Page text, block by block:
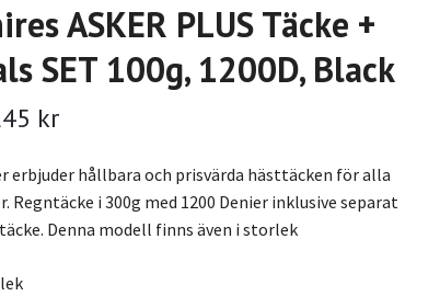
ASKER PLUS Täcke +
SET 100g, 1200D, Black
kr
erbjuder hållbara och prisvärda hästtäcken för alla
Regntäcke i 300g med 1200 Denier inklusive separat
Denna modell finns även i storlek